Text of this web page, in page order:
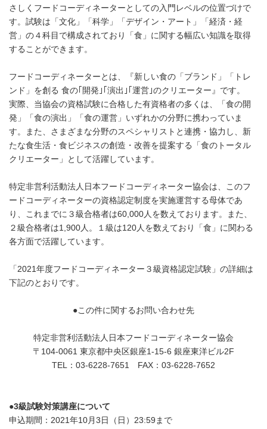
さしくフードコーディネーターとしての入門レベルの位置づけで
す。試験は「文化」「科学」「デザイン・アート」「経済・経
営」の４科目で構成されており「食」に関する幅広い知識を取得
することができます。
フードコーディネーターとは、『新しい食の「ブランド」「トレ
ンド」を創る 食の｢開発｣｢演出｣｢運営｣のクリエーター』です。
実際、当協会の資格試験に合格した有資格者の多くは、「食の開
発」「食の演出」「食の運営」いずれかの分野に携わっていま
す。また、さまざまな分野のスペシャリストと連携・協力し、新
たな食生活・食ビジネスの創造・改善を提案する「食のトータル
クリエーター」として活躍しています。
特定非営利活動法人日本フードコーディネーター協会は、このフ
ードコーディネーターの資格認定制度を実施運営する母体であ
り、これまでに３級合格者は60,000人を数えております。また、
２級合格者は1,900人。１級は120人を数えており「食」に関わる
各方面で活躍しています。
「2021年度フードコーディネーター３級資格認定試験」の詳細は
下記のとおりです。
●この件に関するお問い合わせ先
特定非営利活動法人日本フードコーディネーター協会
〒104-0061 東京都中央区銀座1-15-6 銀座東洋ビル2F
TEL：03-6228-7651 FAX：03-6228-7652
●3級試験対策講座について
申込期間：2021年10月3日（日）23:59まで